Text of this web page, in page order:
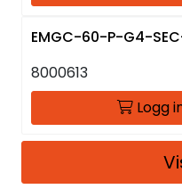
EMGC-60-P-G4-
8000613
Logg